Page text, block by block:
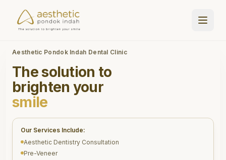
Aesthetic Pondok Indah Dental Clinic
The solution to
brighten your
smile
Our Services Include:
Aesthetic Dentistry Consultation
Pre-Veneer